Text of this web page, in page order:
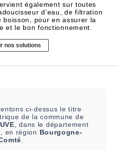
également sur toutes
d'eau, de filtration
boisson, pour en assurer la
et le bon fonctionnement.
nos solutions
ci-dessus le titre
de la commune de
, dans le département
, en région Bourgogne-